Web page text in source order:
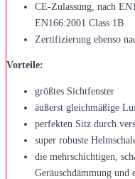
CE-Zulassung, nach
EN166:2001 Class 1B
Zertifizierung ebenso
Vorteile:
größtes Sichtfenster
äußerst gleichmäßige
perfekten Sitz durch
super robuste
die mehrschichtigen,
Geräuschdämmung und